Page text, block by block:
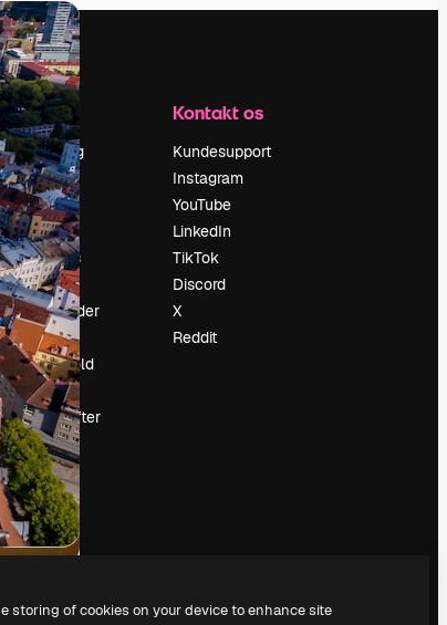
Firma
Prissætning
Om os
Reviews
Karriere
Søgetrends
Blog
Begivenheder
Slidesgo
Sælg indhold
Presserum
Leder du efter
magnific.ai
Kontakt os
Kundesupport
Instagram
YouTube
LinkedIn
TikTok
Discord
X
Reddit
storing of cookies on your device to enhance site